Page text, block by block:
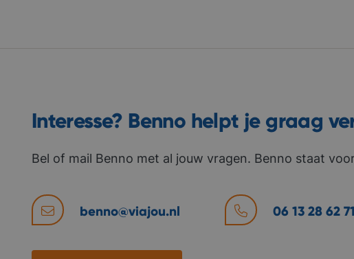
Interesse? Benno helpt je graag
Bel of mail Benno met al jouw vragen. Benno staat
benno@viajou.nl 06 13 28 62